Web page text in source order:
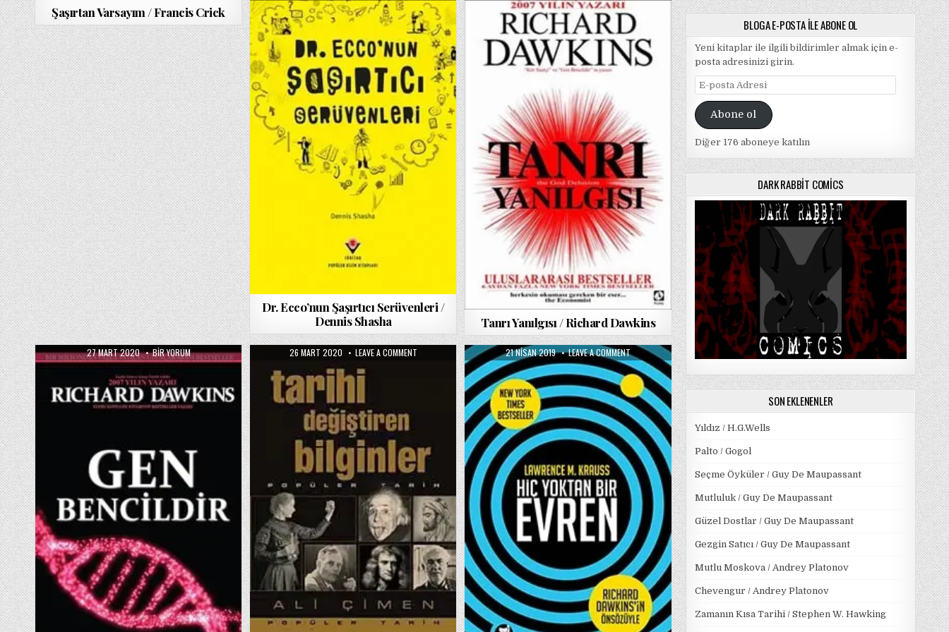
/
FRANCIS
CRICK
IÇIN
Şaşırtan Varsayım / Francis Crick ECCO’NUN
ŞAŞIRTICI
SERÜVENLERI
/
DENNIS
SHASHA
Dr. Ecco’nun Şaşırtıcı Serüvenleri /
Dennis Shasha
/
RICHARD
DAWKINS
Tanrı Yanılgısı / Richard Dawkins
PUBLISHED
DATE:
27 MART 2020 GEN
BENCILDIR
RICHARD
DAWKINS
IÇIN
BIR YORUM PUBLISHED
DATE:
26 MART 2020 LEAVE A COMMENTON PUBLISHED
DATE:
21 NISAN 2019 LEAVE A COMMENTON
HIÇ
YOKTAN
BIR
EVREN
/
LAWRENCE
M.
KRAUSS
BLOGA E-POSTA ILE ABONE OL
Yeni kitaplar ile ilgili bildirimler almak için e-
posta adresinizi girin.
E-
posta
AdresiAbone ol
Diğer 176 aboneye katılın
DARK RABBIT COMICS
SON EKLENENLER
Yıldız / H.G.Wells
Palto / Gogol
Seçme Öyküler / Guy De Maupassant
Mutluluk / Guy De Maupassant
Güzel Dostlar / Guy De Maupassant
Gezgin Satıcı / Guy De Maupassant
Mutlu Moskova / Andrey Platonov
Chevengur / Andrey Platonov
Zamanın Kısa Tarihi / Stephen W. Hawking